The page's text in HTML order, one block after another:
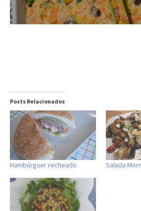
Posts Relacionados
Hambúrguer recheado Salada